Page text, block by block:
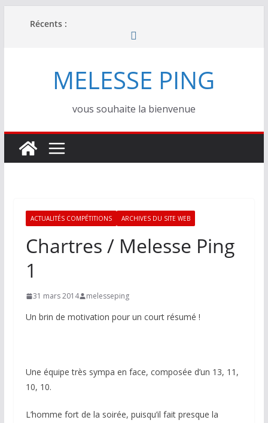
Récents :
MELESSE PING
vous souhaite la bienvenue
ACTUALITÉS COMPÉTITIONS ARCHIVES DU SITE WEB
Chartres / Melesse Ping
1
31 mars 2014 melesseping
Un brin de motivation pour un court résumé !
Une équipe très sympa en face, composée d’un 13, 11,
10, 10.
L’homme fort de la soirée, puisqu’il fait presque la